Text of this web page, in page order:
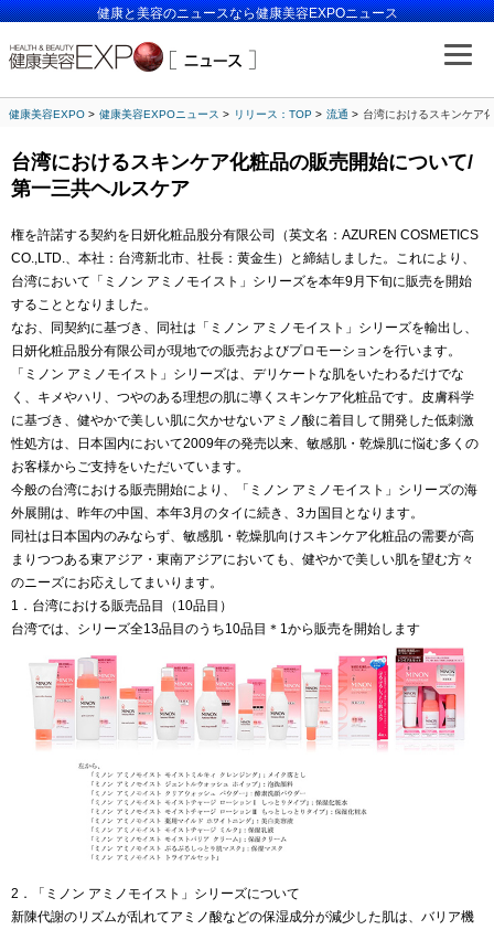
健康と美容のニュースなら健康美容EXPOニュース
健康美容EXPO 健康美容EXPOニュース リリース：TOP 流通 台湾におけるスキンケア
台湾におけるスキンケア化粧品の販売開始について/
第一三共ヘルスケア
権を許諾する契約を日妍化粧品股分有限公司（英文名：AZUREN COSMETICS
CO.,LTD.、本社：台湾新北市、社長：黄金生）と締結しました。これにより、
台湾において「ミノン アミノモイスト」シリーズを本年9月下旬に販売を開始
することとなりました。
なお、同契約に基づき、同社は「ミノン アミノモイスト」シリーズを輸出し、
日妍化粧品股分有限公司が現地での販売およびプロモーションを行います。
「ミノン アミノモイスト」シリーズは、デリケートな肌をいたわるだけでな
く、キメやハリ、つやのある理想の肌に導くスキンケア化粧品です。皮膚科学
に基づき、健やかで美しい肌に欠かせないアミノ酸に着目して開発した低刺激
性処方は、日本国内において2009年の発売以来、敏感肌・乾燥肌に悩む多くの
お客様からご支持をいただいています。
今般の台湾における販売開始により、「ミノン アミノモイスト」シリーズの海
外展開は、昨年の中国、本年3月のタイに続き、3カ国目となります。
同社は日本国内のみならず、敏感肌・乾燥肌向けスキンケア化粧品の需要が高
まりつつある東アジア・東南アジアにおいても、健やかで美しい肌を望む方々
のニーズにお応えしてまいります。
1．台湾における販売品目（10品目）
台湾では、シリーズ全13品目のうち10品目＊1から販売を開始します
2．「ミノン アミノモイスト」シリーズについて
新陳代謝のリズムが乱れてアミノ酸などの保湿成分が減少した肌は、バリア機